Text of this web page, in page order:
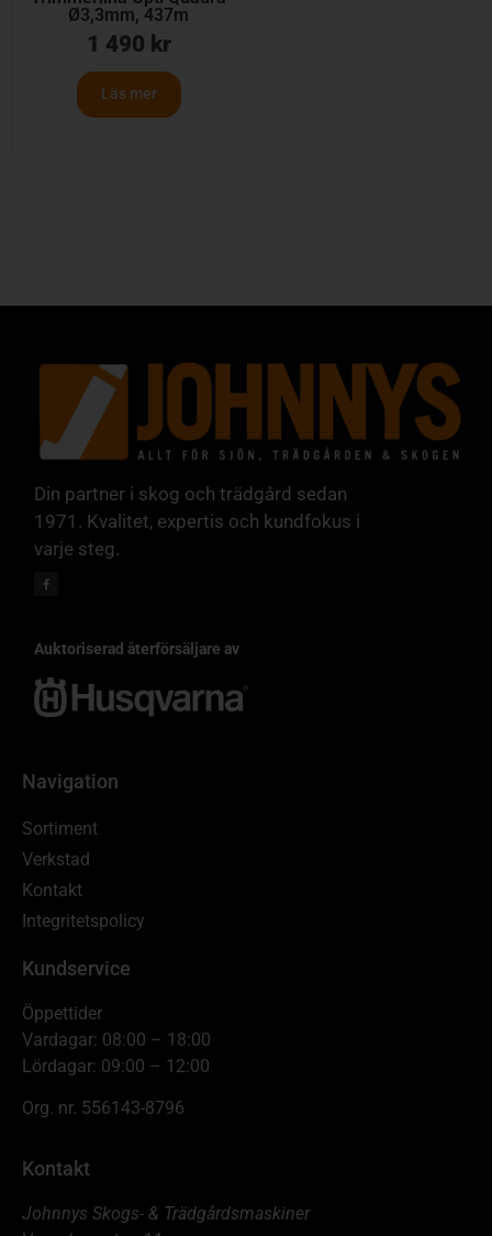
Ø3,3mm, 437m
1 490 kr
Läs mer
Din partner i skog och trädgård sedan
1971. Kvalitet, expertis och kundfokus i
varje steg.
Auktoriserad återförsäljare av
Navigation
Sortiment
Verkstad
Kontakt
Integritetspolicy
Kundservice
Öppettider
Vardagar: 08:00 – 18:00
Lördagar: 09:00 – 12:00
Org. nr. 556143-8796
Kontakt
Johnnys Skogs- & Trädgårdsmaskiner